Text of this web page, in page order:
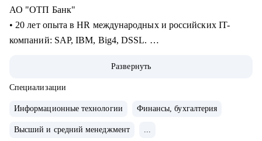
АО "ОТП Банк"
• 20 лет опыта в HR международных и российских IT-
компаний: SAP, IBM, Big4, DSSL.
сферах продаж, финансов, ИТ, разработки, технического
консалтинга.
оценке сильных сторон (JOBEQ, Hogan).
• Провела 10 000+ собеседований.
Развернуть
Специализации
Информационные технологии Финансы, бухгалтерия
Высший и средний менеджмент ...